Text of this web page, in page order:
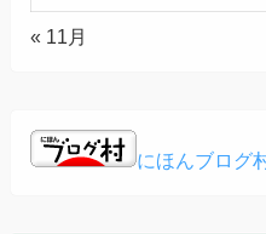
« 11月
にほんブログ